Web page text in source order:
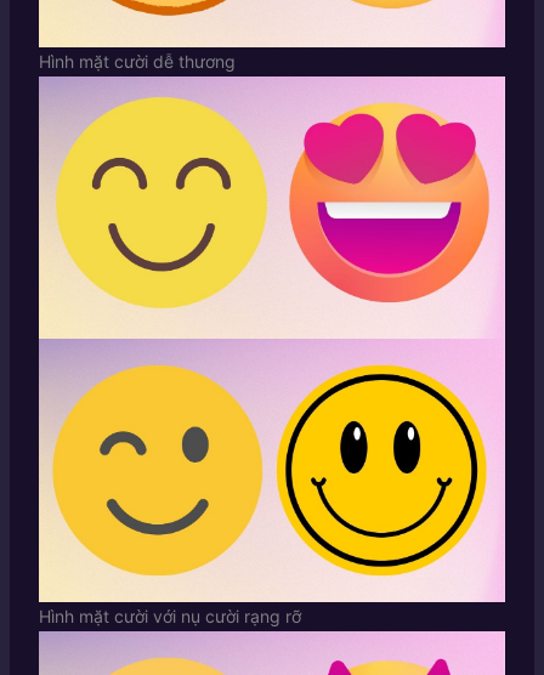
Hình mặt cười dễ thương
Hình mặt cười với nụ cười rạng rỡ